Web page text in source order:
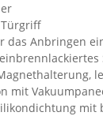
das Anbringen
mit